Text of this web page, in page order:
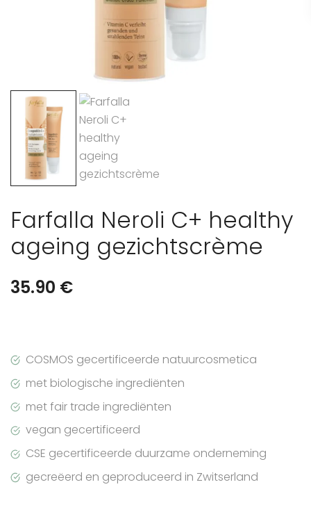
Farfalla Neroli C+ healthy
ageing gezichtscrème
35.90 €
COSMOS gecertificeerde natuurcosmetica
met biologische ingrediënten
met fair trade ingrediënten
vegan gecertificeerd
CSE gecertificeerde duurzame onderneming
gecreëerd en geproduceerd in Zwitserland